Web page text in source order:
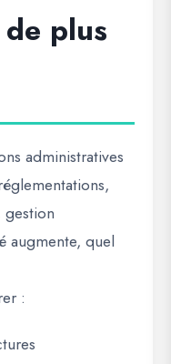
plus
administratives
augmente, quel
: